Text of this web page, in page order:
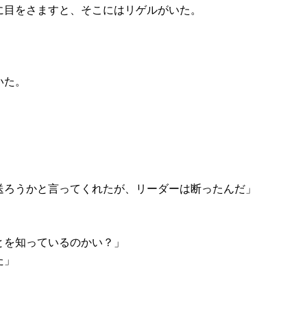
をさますと、そこにはリゲルがいた。
。
うかと言ってくれたが、リーダーは断ったんだ」
知っているのかい？」